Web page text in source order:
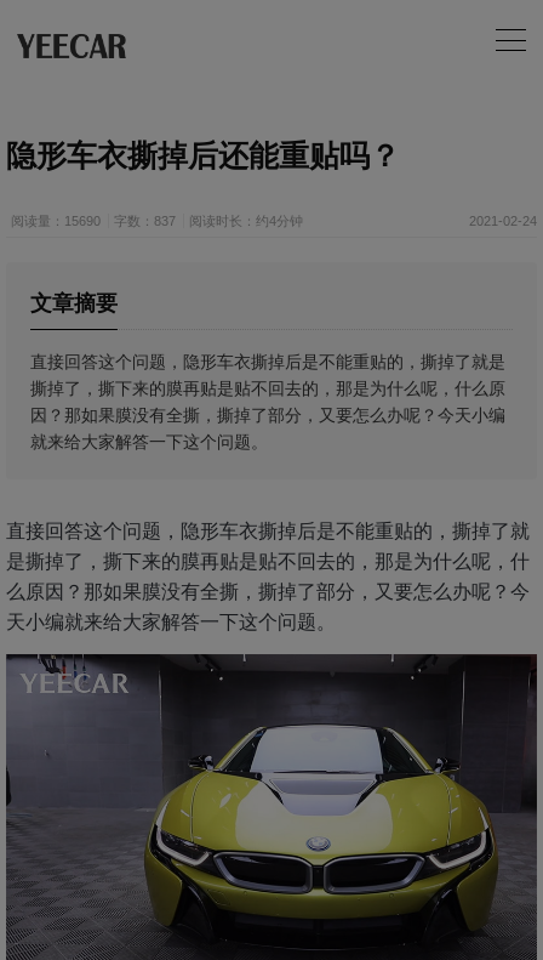
隐形车衣撕掉后还能重贴吗？
阅读量：15690 字数：837 阅读时长：约4分钟 2021-02-24
文章摘要
直接回答这个问题，隐形车衣撕掉后是不能重贴的，撕掉了就是
撕掉了，撕下来的膜再贴是贴不回去的，那是为什么呢，什么原
因？那如果膜没有全撕，撕掉了部分，又要怎么办呢？今天小编
就来给大家解答一下这个问题。
直接回答这个问题，隐形车衣撕掉后是不能重贴的，撕掉了就
是撕掉了，撕下来的膜再贴是贴不回去的，那是为什么呢，什
么原因？那如果膜没有全撕，撕掉了部分，又要怎么办呢？今
天小编就来给大家解答一下这个问题。